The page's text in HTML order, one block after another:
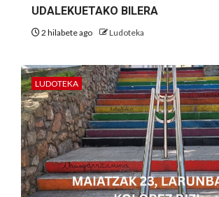
UDALEKUETAKO BILERA
2 hilabete ago Ludoteka
LUDOTEKA